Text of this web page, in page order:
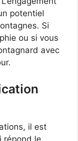
potentiel
Si
ou si vous
avec
il est
répond le